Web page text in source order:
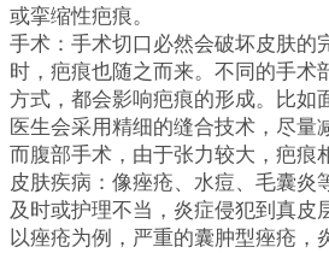
或挛缩性疤痕。
手术：手术切口必然会破坏皮肤的
时，疤痕也随之而来。不同的手术
方式，都会影响疤痕的形成。比如
医生会采用精细的缝合技术，尽量
而腹部手术，由于张力较大，疤痕
皮肤疾病：像痤疮、水痘、毛囊炎
及时或护理不当，炎症侵犯到真皮
以痤疮为例，严重的囊肿型痤疮，